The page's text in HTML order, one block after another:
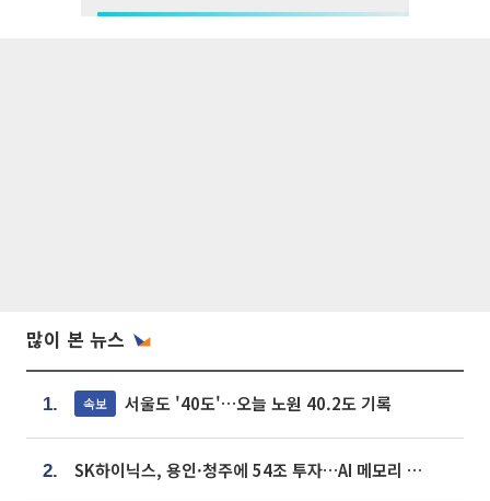
많이 본 뉴스
1. 속보 서울도 '40도'…오늘 노원 40.2도 기록
2. SK하이닉스, 용인·청주에 54조 투자…AI 메모리 생산기지 키운다